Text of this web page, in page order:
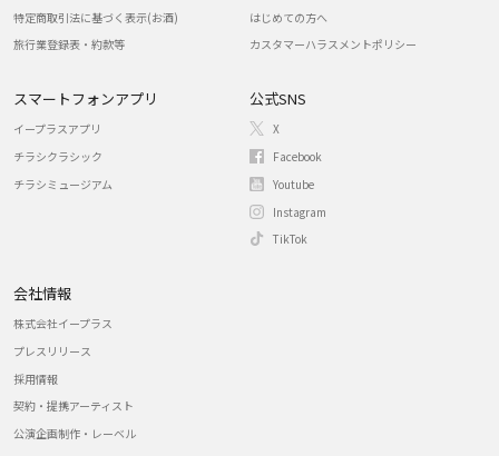
特定商取引法に基づく表示(お酒)
旅行業登録表・約款等
はじめての方へ
カスタマーハラスメントポリシー
スマートフォンアプリ
イープラスアプリ
チラシクラシック
チラシミュージアム
公式SNS
X
Facebook
Youtube
Instagram
TikTok
会社情報
株式会社イープラス
プレスリリース
採用情報
契約・提携アーティスト
公演企画制作・レーベル